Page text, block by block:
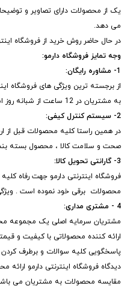
یک از محصولات دارای تصاویر و
می دهد.
در حال حاضر روش خرید از فروشگاه
وجه تمایز فروشگاه دارمو:
1- مشاوره رایگان:
از برجسته ترین ویژگی های فروشگاه
به مشتریان در 12 ساعت از شبانه روز است.
2- سیستم کنترل کیفی:
در همین راستا کلیه محصولات قبل از
صحت و سلامت کالا ، محصول بسته
3- گارانتی تحویل کالا:
فروشگاه اینترنتی دارمو جهت رفاه
محصولات برقی خود نموده است .
4 - مشتری مداری:
مشتریان سرمایه اصلی یک مجموعه
ارائه کننده محصولاتی با کیفیت و
پاسخگویی کلیه سوالات و برطرف کردن
دیدگاه فروشگاه اینترنتی دارمو
مقایسه محصولات به مشتریان می باشد